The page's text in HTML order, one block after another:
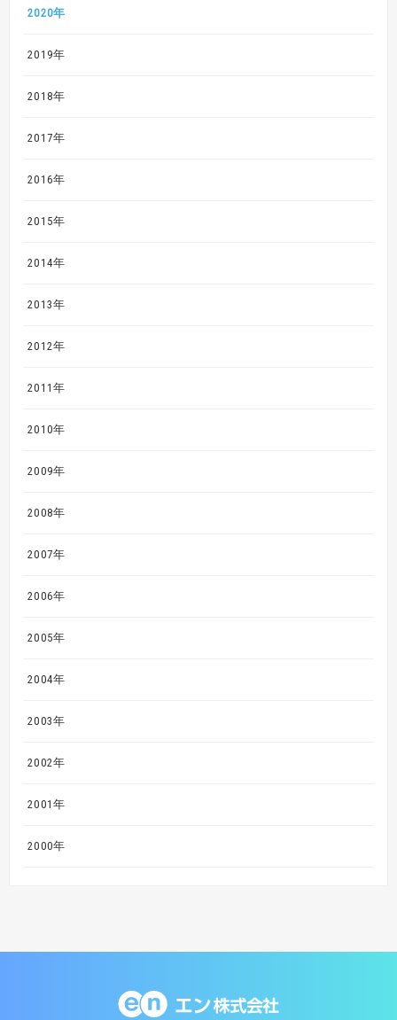
2020年
2019年
2018年
2017年
2016年
2015年
2014年
2013年
2012年
2011年
2010年
2009年
2008年
2007年
2006年
2005年
2004年
2003年
2002年
2001年
2000年